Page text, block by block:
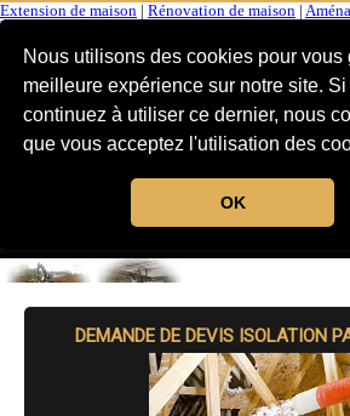
Nous utilisons des cookies pour vous
meilleure expérience sur notre site.
continuez à utiliser ce dernier, nous
que vous acceptez l'utilisation des
OK
Extension de maison Rénovation de maison
MENU
DEMANDE DE DEVIS ISOLATION